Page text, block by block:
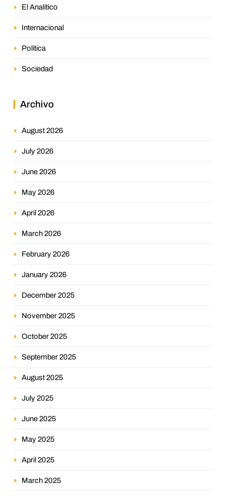
El Analítico
Internacional
Política
Sociedad
Archivo
August 2026
July 2026
June 2026
May 2026
April 2026
March 2026
February 2026
January 2026
December 2025
November 2025
October 2025
September 2025
August 2025
July 2025
June 2025
May 2025
April 2025
March 2025